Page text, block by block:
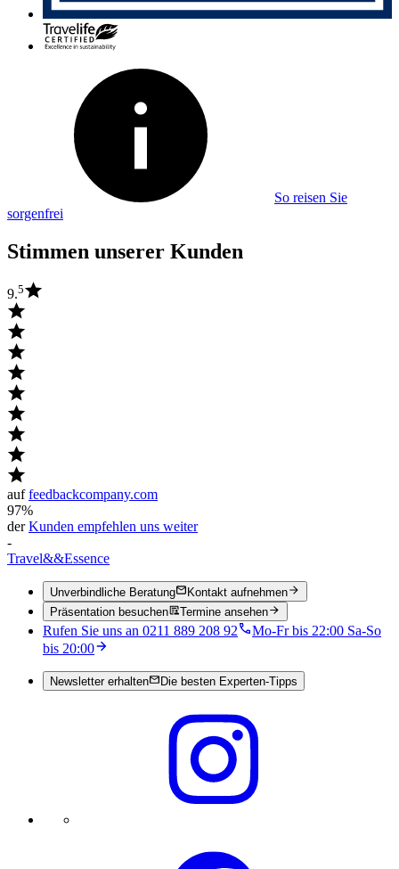
So reisen Sie
sorgenfrei
Stimmen unserer Kunden
9.5
auffeedbackcompany.com
97%
derKunden empfehlen uns weiter
-
Travel&&Essence
Unverbindliche Beratung
Kontakt aufnehmen
Präsentation besuchen
Termine ansehen
Rufen Sie uns an 0211 889 208 92
Mo-Fr bis 22:00 Sa-So
bis 20:00
Newsletter erhalten Die besten Experten-Tipps